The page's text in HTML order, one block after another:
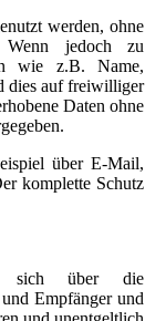
werden, ohne
Wenn jedoch zu
wie z.B. Name,
dies auf freiwilliger
Daten ohne
über E-Mail,
komplette Schutz
sich über die
Empfänger und